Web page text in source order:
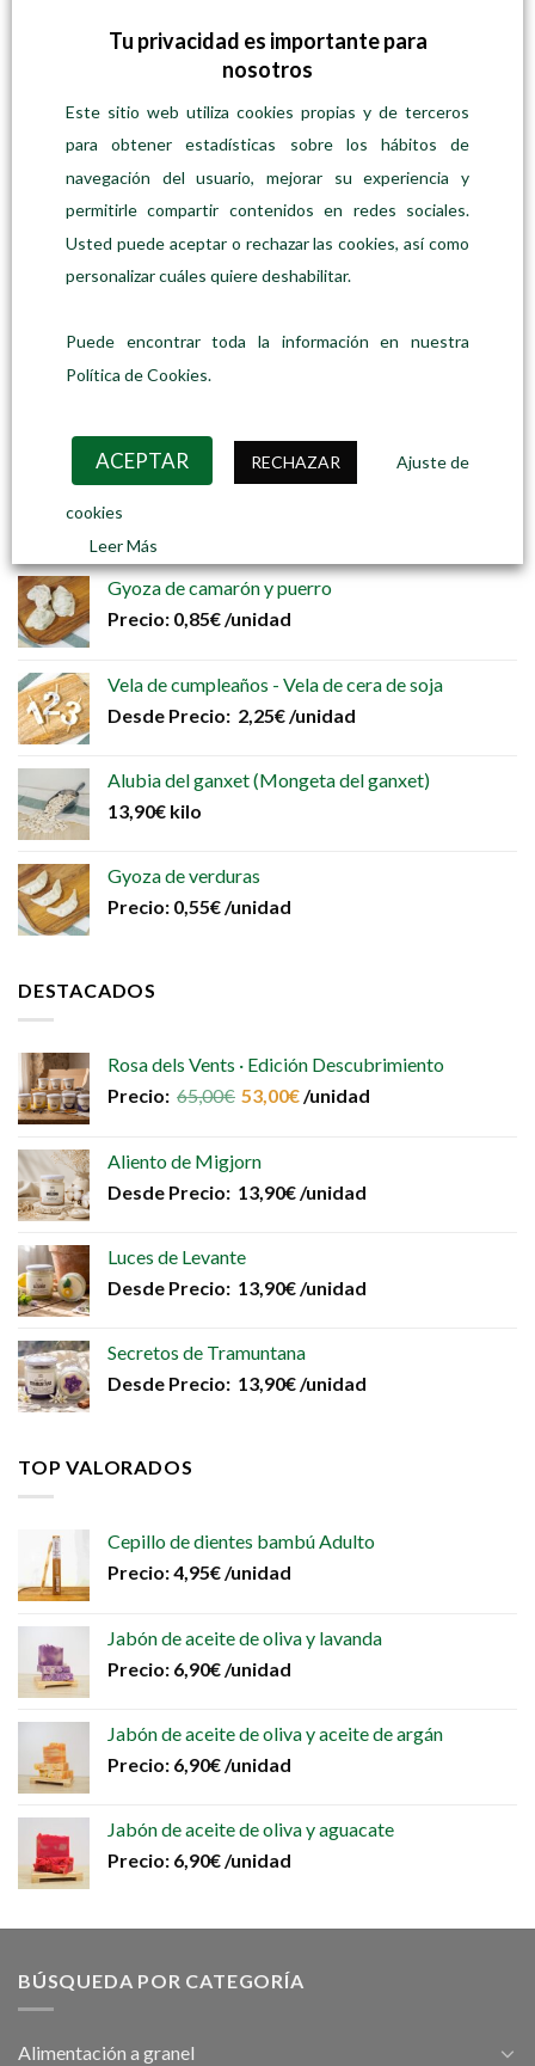
RECIENTES
Rosa dels Vents · Edición Descubrimiento
Precio: 65,00€ 53,00 €/unidad
Aliento de Migjorn
Desde Precio:13,90€/unidad
DesdePrecio:13,90€/unidad
DesdePrecio:
MÁS VENDIDOS
Gyoza de camarón y puerro
Precio: 0,85€/unidad
Vela de cumpleaños - Vela de cera de soja
Desde Precio: 2,25€/unidad
Alubia del ganxet (Mongeta del ganxet)
13,90€ kilo
Gyoza de verduras
Precio: 0,55€/unidad
DESTACADOS
Rosa dels Vents · Edición Descubrimiento
Precio: 65,00€ 53,00€/unidad
Aliento de Migjorn
Desde Precio: 13,90€/unidad
Luces de Levante
Desde Precio: 13,90€/unidad
Secretos de Tramuntana
Desde Precio: 13,90€/unidad
TOP VALORADOS
Cepillo de dientes bambú Adulto
Precio:4,95€ /unidad
Jabón de aceite de oliva y lavanda
Precio: 6,90€ /unidad
Jabón de aceite de oliva y aceite de argán
Precio: 6,90€ /unidad
Jabón de aceite de oliva y aguacate
Precio: 6,90€ /unidad
BÚSQUEDA POR CATEGORÍA
Alimentación a granel
Tu privacidad es importante para
nosotros
Este sitio web utiliza cookies propias y de terceros
para obtener estadísticas sobre los hábitos de
navegación del usuario, mejorar su experiencia y
permitirle compartir contenidos en redes sociales.
Usted puede aceptar o rechazar las cookies, así como
personalizar cuáles quiere deshabilitar.
Puede encontrar toda la información en nuestra
Política de Cookies.
ACEPTAR RECHAZAR Ajuste de
cookies
Leer Más